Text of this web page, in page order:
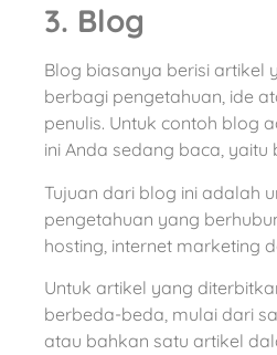
3. Blog
Blog biasanya berisi artikel
berbagi pengetahuan, ide
penulis. Untuk contoh blog
ini Anda sedang baca, yaitu
Tujuan dari blog ini adalah
pengetahuan yang
hosting, internet marketing
Untuk artikel yang
berbeda-beda, mulai dari
atau bahkan satu artikel